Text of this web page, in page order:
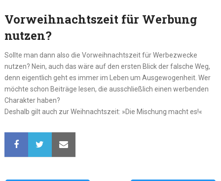
Vorweihnachtszeit für Werbung
nutzen?
Sollte man dann also die Vorweihnachtszeit für Werbezwecke
nutzen? Nein, auch das wäre auf den ersten Blick der falsche Weg,
denn eigentlich geht es immer im Leben um Ausgewogenheit. Wer
möchte schon Beiträge lesen, die ausschließlich einen werbenden
Charakter haben?
Deshalb gilt auch zur Weihnachtszeit: »Die Mischung macht es!«